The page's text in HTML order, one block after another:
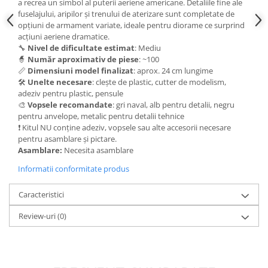
Vallejo Auxiliaries
Vallejo Acrylic Textures
Vopsea la sticluta
Vallejo Liquid Gold
Vallejo Surface Primer
Vallejo Weathering Effects
Vallejo Model Wash
Vallejo Metal Color
AK Interactive
Auxiliare
Real Colors Markers
Auxiliare & Diluanti
a recrea un simbol al puterii aeriene americane. Detaliile fine ale
fuselajului, aripilor și trenului de aterizare sunt completate de
opțiuni de armament variate, ideale pentru diorame ce surprind
acțiuni aeriene dramatice.
🔧 Nivel de dificultate estimat: Mediu
🧙 Număr aproximativ de piese: ~100
📏 Dimensiuni model finalizat: aprox. 24 cm lungime
🛠️ Unelte necesare: clește de plastic, cutter de modelism,
adeziv pentru plastic, pensule
🎨 Vopsele recomandate: gri naval, alb pentru detalii, negru
pentru anvelope, metalic pentru detalii tehnice
❗ Kitul NU conține adeziv, vopsele sau alte accesorii necesare
pentru asamblare și pictare.
Asamblare: Necesita asamblare
Informatii conformitate produs
Caracteristici
Review-uri(0)